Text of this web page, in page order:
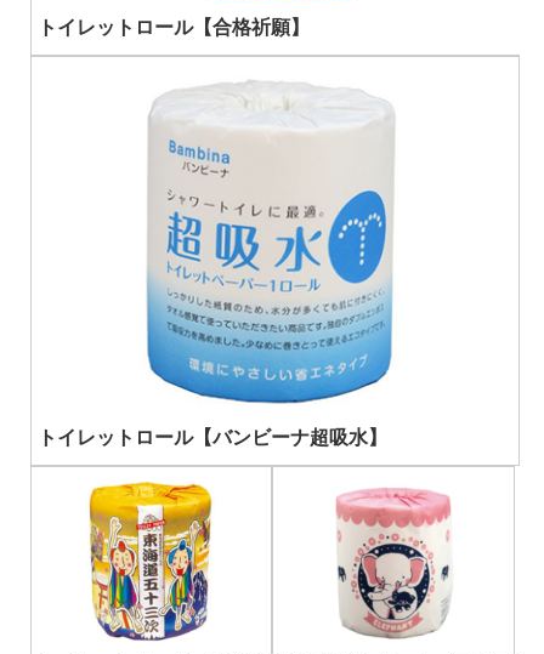
トイレットロール【合格祈願】
トイレットロール【バンビーナ超吸水】